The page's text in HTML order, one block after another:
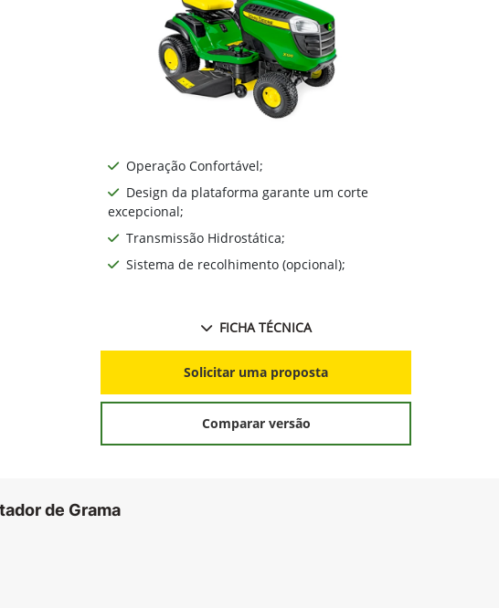
Operação Confortável;
Design da plataforma garante um corte
excepcional;
Transmissão Hidrostática;
Sistema de recolhimento (opcional);
FICHA TÉCNICA
Solicitar uma proposta
Comparar versão
de Grama